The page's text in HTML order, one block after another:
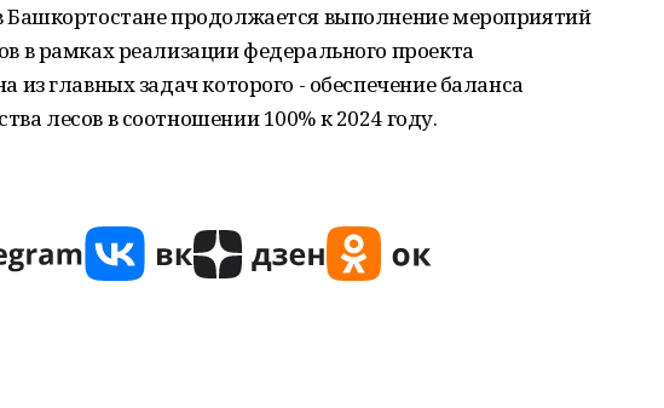
Башкортостане продолжается выполнение мероприятий
в рамках реализации федерального проекта
из главных задач которого - обеспечение баланса
лесов в соотношении 100% к 2024 году.